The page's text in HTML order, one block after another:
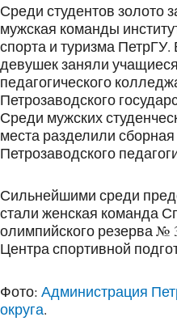
Среди студентов золото
мужская команды
спорта и туризма
девушек заняли
педагогического
Петрозаводского
Среди мужских
места разделили
Петрозаводского
Сильнейшими среди
стали женская команда
олимпийского резерва №
Центра спортивной
Фото: Администрация
округа.